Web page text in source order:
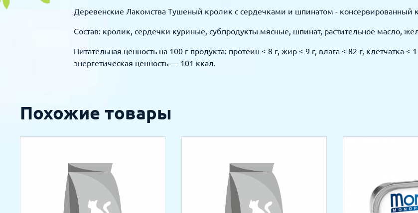
Деревенские Лакомства Тушеный кролик с сердечками и шпинатом - консервированный
Состав: кролик, сердечки куриные, субпродукты мясные, шпинат, растительное масло,
Питательная ценность на 100 г продукта: протеин ≤ 8 г, жир ≤ 9 г, влага ≤ 82 г, клетчатка
энергетическая ценность — 101 ккал.
Похожие товары